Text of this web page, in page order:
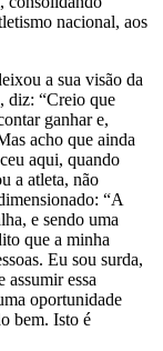
nacional, aos
a sua visão da
diz: “Creio que
ganhar e,
acho que ainda
aqui, quando
a atleta, não
“A
e sendo uma
que a minha
Eu sou surda,
essa
oportunidade
bem. Isto é